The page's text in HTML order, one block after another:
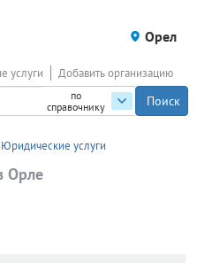
Орел
по
справочнику
услуги Добавить организацию
Юридические услуги
Орле